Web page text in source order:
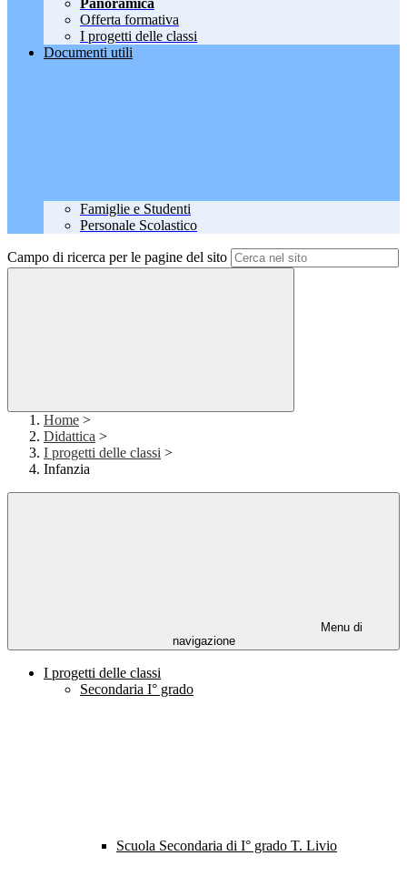
Panoramica
Offerta formativa
I progetti delle classi
Documenti utili
Famiglie e Studenti
Personale Scolastico
Campo di ricerca per le pagine del sito
Home >
Didattica >
I progetti delle classi >
Infanzia
Menu di
navigazione
I progetti delle classi
Secondaria I° grado
Scuola Secondaria di I° grado T. Livio